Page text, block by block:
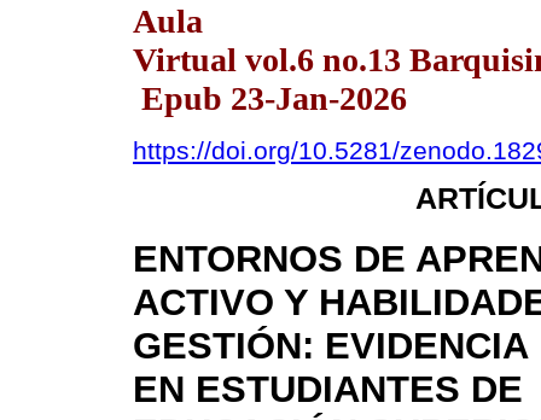
Aula
Virtual vol.6 no.13
Epub 23-Jan-2026
https://doi.org/10.5281/
ENTORNOS DE
ACTIVO Y
GESTIÓN: EVIDENCIA
EN ESTUDIANTES DE